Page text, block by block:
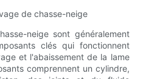
de chasse-neige
neige sont généralement
clés qui fonctionnent
et l'abaissement de la lame
comprennent un cylindre,